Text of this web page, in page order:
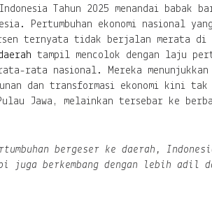
Tahun 2025 menandai babak
Pertumbuhan ekonomi nasional
ternyata tidak berjalan merata di
tampil mencolok dengan laju
rata nasional. Mereka menunjukkan
dan transformasi ekonomi kini
Jawa, melainkan tersebar ke
bergeser ke daerah,
juga berkembang dengan lebih adil